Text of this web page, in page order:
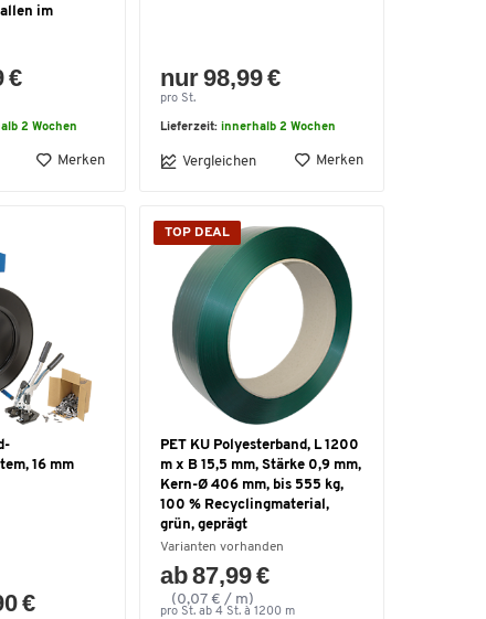
im
€
2 Wochen
Merken
nur 98,99 €
pro St.
Lieferzeit: innerhalb 2 Wochen
Vergleichen Merken
16 mm
€
TOP DEAL
PET KU Polyesterband, L 1200
m x B 15,5 mm, Stärke 0,9 mm,
Kern-Ø 406 mm, bis 555 kg,
100 % Recyclingmaterial,
grün, geprägt
Varianten vorhanden
ab 87,99 €
(0,07 € / m)
pro St. ab 4 St. à 1200 m